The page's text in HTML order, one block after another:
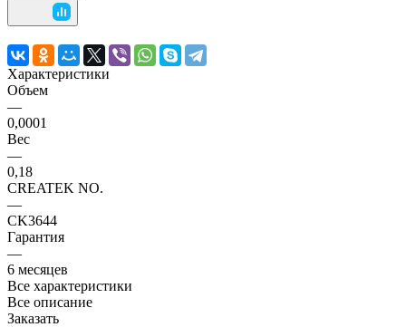
Характеристики
Объем
—
0,0001
Вес
—
0,18
CREATEK NO.
—
CK3644
Гарантия
—
6 месяцев
Все характеристики
Все описание
Заказать